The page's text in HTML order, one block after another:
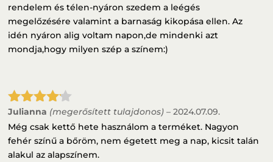
rendelem és télen-nyáron szedem a leégés
megelőzésére valamint a barnaság kikopása ellen. Az
idén nyáron alig voltam napon,de mindenki azt
mondja,hogy milyen szép a színem:)
Értékelé
s:4/ 5
Julianna (megerősített tulajdonos) – 2024.07.09.
Még csak kettő hete használom a terméket. Nagyon
fehér színű a bőröm, nem égetett meg a nap, kicsit talán
alakul az alapszínem.